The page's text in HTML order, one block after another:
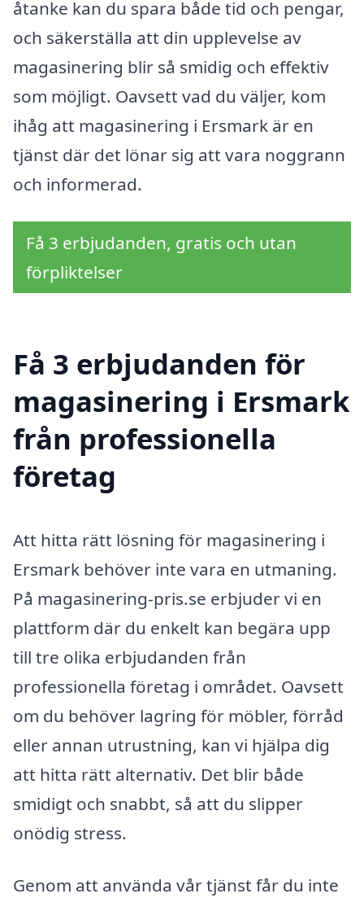
åtanke kan du spara både tid och pengar,
och säkerställa att din upplevelse av
magasinering blir så smidig och effektiv
som möjligt. Oavsett vad du väljer, kom
ihåg att magasinering i Ersmark är en
tjänst där det lönar sig att vara noggrann
och informerad.
Få 3 erbjudanden, gratis och utan
förpliktelser
Få 3 erbjudanden för
magasinering i Ersmark
från professionella
företag
Att hitta rätt lösning för magasinering i
Ersmark behöver inte vara en utmaning.
På magasinering-pris.se erbjuder vi en
plattform där du enkelt kan begära upp
till tre olika erbjudanden från
professionella företag i området. Oavsett
om du behöver lagring för möbler, förråd
eller annan utrustning, kan vi hjälpa dig
att hitta rätt alternativ. Det blir både
smidigt och snabbt, så att du slipper
onödig stress.
Genom att använda vår tjänst får du inte